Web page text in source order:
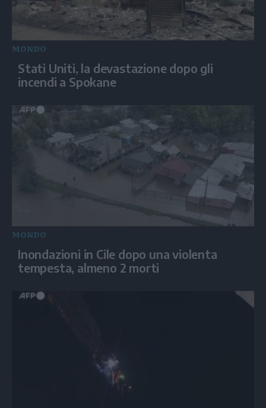
MONDO
Stati Uniti, la devastazione dopo gli
incendi a Spokane
MONDO
Inondazioni in Cile dopo una violenta
tempesta, almeno 2 morti